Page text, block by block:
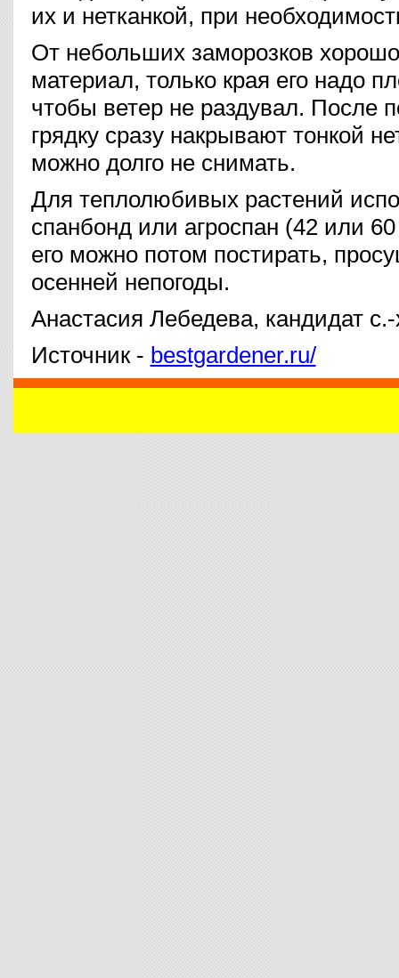
их и нетканкой, при
От небольших заморозков
материал, только края его надо
чтобы ветер не раздувал. После
грядку сразу накрывают тонкой
можно долго не снимать.
Для теплолюбивых растений
спанбонд или агроспан (42 или
его можно потом постирать,
осенней непогоды.
Анастасия Лебедева, кандидат с.-
Источник - bestgardener.ru/